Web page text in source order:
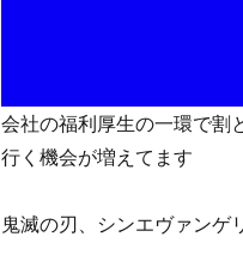
会社の福利厚生の一環で割
行く機会が増えてます
鬼滅の刃、シンエヴァンゲ